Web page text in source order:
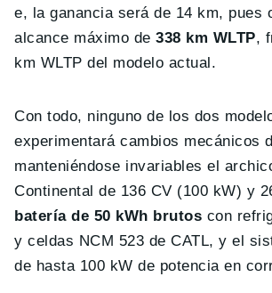
e, la ganancia será de 14 km, pues
alcance máximo de338 km WLTP,
km WLTP del modelo actual.
Con todo, ninguno de los dos
experimentará cambios mecánicos
manteniéndose invariables el
Continental de 136 CV (100 kW) y
batería de 50 kWh brutos con
y celdas NCM 523 de CATL, y el
de hasta 100 kW de potencia en